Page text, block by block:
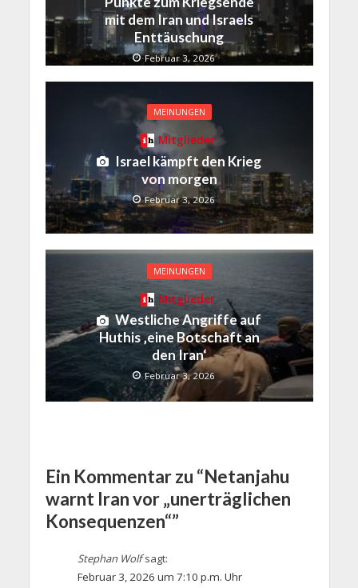
mit dem Iran und Israels
Enttäuschung
Februar 3, 2026
MEINUNGEN
Mitglieder
Israel kämpft den Krieg
von morgen
Februar 3, 2026
MEINUNGEN
Mitglieder
Westliche Angriffe auf
Huthis ‚eine Botschaft an
den Iran‘
Februar 3, 2026
Ein Kommentar zu “Netanjahu
warnt Iran vor „unerträglichen
Konsequenzen“”
Stephan Wolf sagt:
Februar 3, 2026 um 7:10 p.m. Uhr